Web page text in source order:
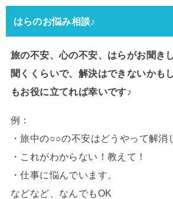
はらのお悩み相談♪
旅の不安、心の不安、はらがお聞き
聞くくらいで、解決はできないかも
もお役に立てれば幸いです♪
例：
・旅中の○○の不安はどうやって解消
・これがわからない！教えて！
・仕事に悩んでいます。
などなど、なんでもOK